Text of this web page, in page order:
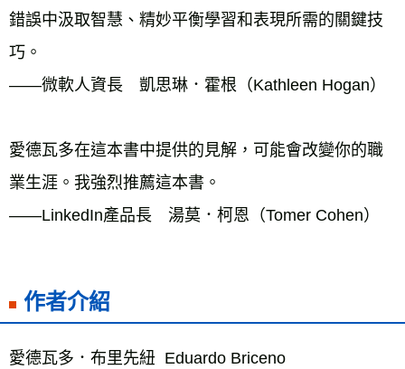
錯誤中汲取智慧、精妙平衡學習和表現所需的關鍵技
巧。
——微軟人資長　凱思琳．霍根（Kathleen Hogan）
愛德瓦多在這本書中提供的見解，可能會改變你的職
業生涯。我強烈推薦這本書。
——LinkedIn產品長　湯莫．柯恩（Tomer Cohen）
作者介紹
愛德瓦多．布里先紐  Eduardo Briceno